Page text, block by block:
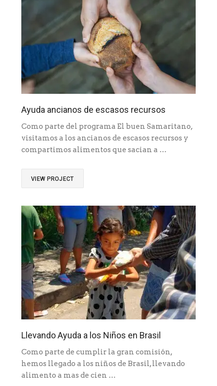
Ayuda ancianos de escasos recursos
Como parte del programa El buen Samaritano,
visitamos a los ancianos de escasos recursos y
compartimos alimentos que sacian a …
VIEW PROJECT
Llevando Ayuda a los Niños en Brasil
Como parte de cumplir la gran comisión,
hemos llegado a los niños de Brasil, llevando
alimento a mas de cien …